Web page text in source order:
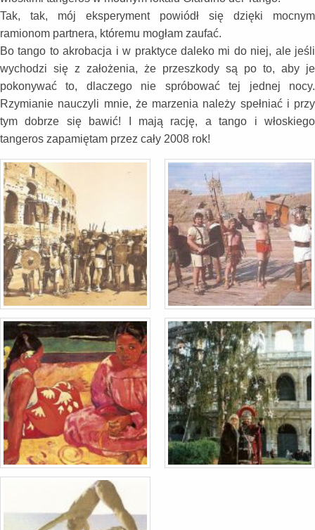
Tak, tak, mój eksperyment powiódł się dzięki mocnym
ramionom partnera, któremu mogłam zaufać.
Bo tango to akrobacja i w praktyce daleko mi do niej, ale jeśli
wychodzi się z założenia, że przeszkody są po to, aby je
pokonywać to, dlaczego nie spróbować tej jednej nocy.
Rzymianie nauczyli mnie, że marzenia należy spełniać i przy
tym dobrze się bawić! I mają rację, a tango i włoskiego
tangeros zapamiętam przez cały 2008 rok!